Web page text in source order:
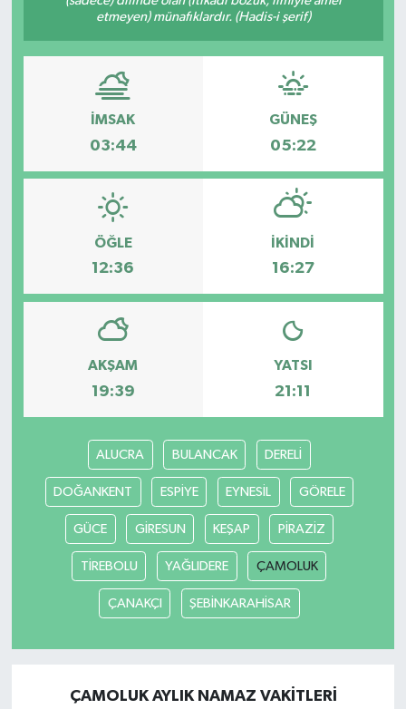
etmeyen) münafıklardır. (Hadis-i şerif)
İMSAK
03:44
GÜNEŞ
05:22
ÖĞLE
12:36
İKINDI
16:27
AKŞAM
19:39
YATSI
21:11
ALUCRA BULANCAK DERELİ
DOĞANKENT ESPİYE EYNESİL GÖRELE
GÜCE GİRESUN KEŞAP PİRAZİZ
TİREBOLU YAĞLIDERE ÇAMOLUK
ÇANAKÇI ŞEBİNKARAHİSAR
ÇAMOLUK AYLIK NAMAZ VAKITLERI